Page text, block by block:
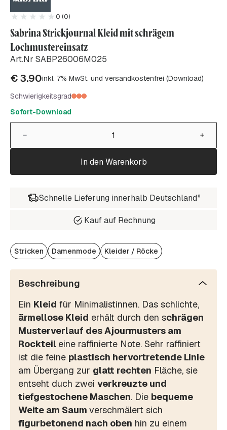
0 (0)
Sabrina Strickjournal Kleid mit schrägem
Lochmustereinsatz
Art.Nr SABP26006M025
€3.90inkl. 7% MwSt. und versandkostenfrei (Download)
Schwierigkeitsgrad
Sofort-Download
In den Warenkorb
Schnelle Lieferung innerhalb Deutschland*
Kauf auf Rechnung
Stricken Damenmode Kleider / Röcke
Beschreibung
Ein Kleid für Minimalistinnen. Das schlichte,
ärmellose Kleid erhält durch den schrägen
Musterverlauf des Ajourmusters am
Rockteil eine raffinierte Note. Sehr raffiniert
ist die feine plastisch hervortretende Linie
am Übergang zur glatt rechten Fläche, sie
entseht duch zwei verkreuzte und
tiefgestochene Maschen. Die bequeme
Weite am Saum verschmälert sich
figurbetonend nach oben hin zu einem